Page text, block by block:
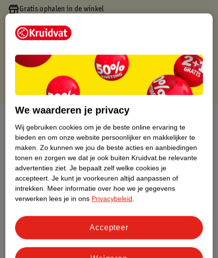
Gratis ophalen in de winkel
Gratis thuisbezorgd vanaf 50.00
Gratis punten met je Kruidvat kaart
Productinformatie
Etiketinformatie
Nature Impact Score
Dit product heeft (nog) geen Nature
Impact Score.
We waarderen je privacy
Wij gebruiken cookies om je de beste online ervaring te
bieden en om onze website persoonlijker en makkelijker te
maken. Zo kunnen we jou de beste acties en aanbiedingen
tonen en zorgen we dat je ook buiten Kruidvat.be relevante
advertenties ziet. Je bepaalt zelf welke cookies je
accepteert. Je kunt je voorkeuren altijd aanpassen of
intrekken. Meer informatie over hoe we je gegevens
verwerken lees je in ons Privacybeleid.
Accepteer